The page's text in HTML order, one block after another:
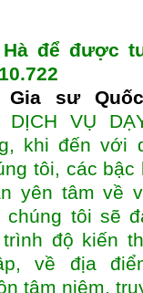
để được
Gia sư
DỊCH VỤ
khi đến với
tôi, các bậc
yên tâm về
chúng tôi sẽ
độ kiến
về địa
tâm niệm,